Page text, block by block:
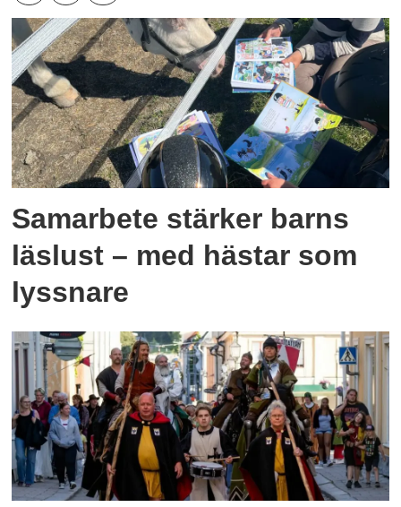
Samarbete stärker barns
läslust – med hästar som
lyssnare